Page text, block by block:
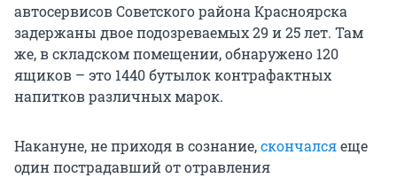
автосервисов Советского района Красноярска
задержаны двое подозреваемых 29 и 25 лет. Там
же, в складском помещении, обнаружено 120
ящиков – это 1440 бутылок контрафактных
напитков различных марок.
Накануне, не приходя в сознание,скончалсяеще
один пострадавший от отравления